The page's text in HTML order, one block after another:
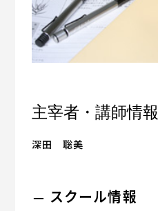
主宰者・講師情報
深田 聡美
スクール情報